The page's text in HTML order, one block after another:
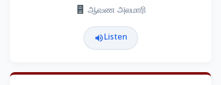
ஆவண அலமாரி
Listen